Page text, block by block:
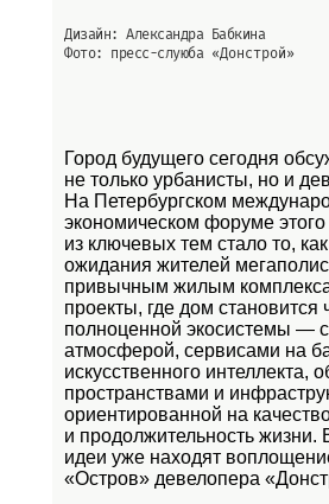
Дизайн: Александра Бабкина
Фото: пресс-слуюба «Донстрой»
Город будущего сегодня
не только урбанисты, но и
На Петербургском
экономическом форуме этого
из ключевых тем стало то,
ожидания жителей
привычным жилым
проекты, где дом становится
полноценной экосистемы — с
атмосферой, сервисами на
искусственного интеллекта,
пространствами и
ориентированной на
и продолжительность жизни.
идеи уже находят
«Остров» девелопера